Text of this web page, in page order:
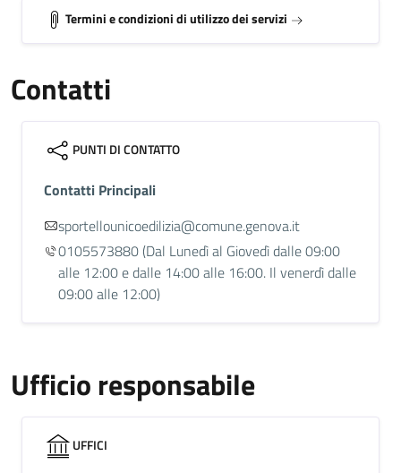
Termini e condizioni di utilizzo dei servizi
Contatti
PUNTI DI CONTATTO
Contatti Principali
sportellounicoedilizia@comune.genova.it
0105573880 (Dal Lunedì al Giovedì dalle 09:00
alle 12:00 e dalle 14:00 alle 16:00. Il venerdì dalle
09:00 alle 12:00)
Ufficio responsabile
UFFICI